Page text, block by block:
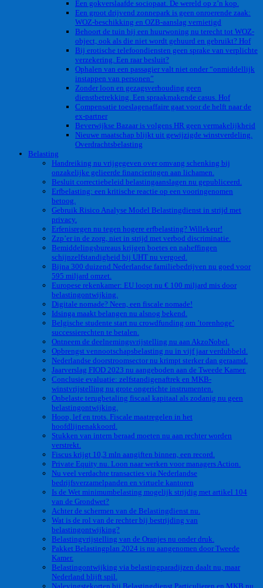
Een gokverslaafde sociopaat. De wereld op z’n kop.
Een groot drijvend zonnepark is geen onroerende zaak:
WOZ-beschikking en OZB-aanslag vernietigd
Behoort de tuin bij een huurwoning nu terecht tot WOZ-
object, ook als die niet wordt gehuurd en gebruikt? Hof
Bij erotische telefoondiensten geen sprake van verplichte
verzekering. Een raar besluit?
Ophalen van een passagier valt niet onder “onmiddellijk
instappen van personen”
Zonder loon en gezagsverhouding geen
dienstbetrekking. Een spraakmakende casus. Hof
Compensatie toeslagenaffaire gaat voor de helft naar de
ex-partner
Beverwijkse Bazaar is volgens HR geen vermakelijkheid
Nieuwe maatschap blijkt uit gewijzigde winstverdeling.
Overdrachtsbelasting
Belasting
Handreiking nu vrijgegeven over omvang schenking bij
onzakelijke gelieerde financieringen aan lichamen.
Besluit correctiebeleid belastingaanslagen nu gepubliceerd.
Erfbelasting: een kritische reactie op een vooringenomen
betoog.
Gebruik Risico Analyse Model Belastingdienst in strijd met
privacy.
Erfenisregen nu tegen hogere erfbelasting? Willekeur!
Zzp’er in de zorg, niet in strijd met verbod discriminatie.
Bemiddelingsbureaus krijgen boetes en naheffingen
schijnzelfstandigheid bij UHT nu vergoed.
Bijna 300 duizend Nederlandse familiebedrijven nu goed voor
595 miljard omzet.
Europese rekenkamer: EU loopt nu € 100 miljard mis door
belastingontwijking.
Digitale nomade? Neen, een fiscale nomade!
Idsinga maakt belangen nu alsnog bekend.
Belgische studente start nu crowdfunding om ’torenhoge’
successierechten te betalen.
Ontneem de deelnemingsvrijstelling nu aan AkzoNobel.
Opbrengst vennootschapsbelasting nu in vijf jaar verdubbeld.
Nederlandse doorstroomsector nu krimpt sterker dan geraamd.
Jaarverslag FIOD 2023 nu aangeboden aan de Tweede Kamer.
Conclusie evaluatie: zelfstandigenaftrek en MKB-
winstvrijstelling nu grote ongerichte instrumenten.
Onbelaste terugbetaling fiscaal kapitaal als zodanig nu geen
belastingontwijking.
Hoop, lef en trots. Fiscale maatregelen in het
hoofdlijnenakkoord.
Stukken van intern beraad moeten nu aan rechter worden
verstrekt.
Fiscus krijgt 10,3 mln aangiften binnen, een record.
Private Equity nu. Loon naar werken voor managers Action.
Nu veel verdachte transacties via Nederlandse
bedrijfsverzamelpanden en virtuele kantoren
Is de Wet minimumbelasting mogelijk strijdig met artikel 104
van de Grondwet?
Achter de schermen van de Belastingdienst nu.
Wat is de rol van de rechter bij bestrijding van
belastingontwijking?
Belastingvrijstelling van de Oranjes nu onder druk.
Pakket Belastingplan 2024 is nu aangenomen door Tweede
Kamer.
Belastingontwijking via belastingparadijzen daalt nu, maar
Nederland blijft spil.
Nalevingstekorten bij Belastingdienst Particulieren en MKB nu